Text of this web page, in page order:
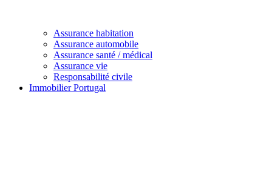
Assurance habitation
Assurance automobile
Assurance santé / médical
Assurance vie
Responsabilité civile
Immobilier Portugal